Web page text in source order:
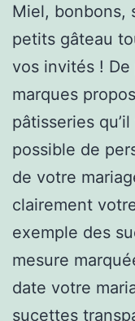
Miel, bonbons,
petits gâteau
vos invités !
marques
pâtisseries
possible de
de votre
clairement
exemple des
mesure
date votre
sucettes